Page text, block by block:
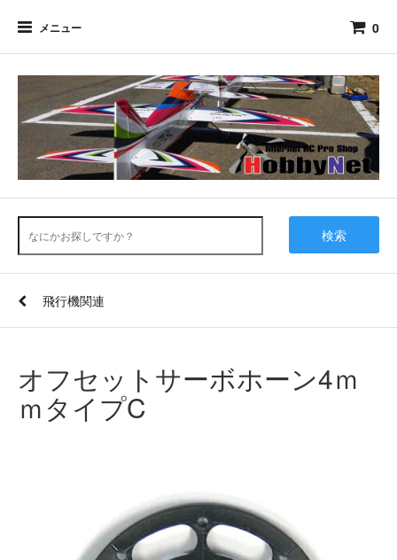
メニュー 0
検索
飛行機関連
オフセットサーボホーン4ｍ
ｍタイプC